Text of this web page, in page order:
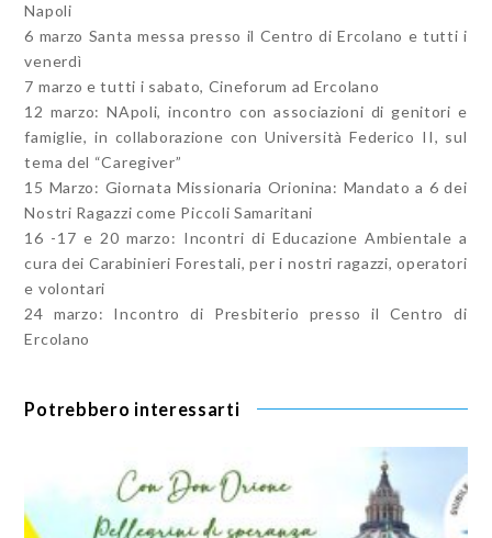
Napoli
6 marzo Santa messa presso il Centro di Ercolano e tutti i
venerdì
7 marzo e tutti i sabato, Cineforum ad Ercolano
12 marzo: NApoli, incontro con associazioni di genitori e
famiglie, in collaborazione con Università Federico II, sul
tema del “Caregiver”
15 Marzo: Giornata Missionaria Orionina: Mandato a 6 dei
Nostri Ragazzi come Piccoli Samaritani
16 -17 e 20 marzo: Incontri di Educazione Ambientale a
cura dei Carabinieri Forestali, per i nostri ragazzi, operatori
e volontari
24 marzo: Incontro di Presbiterio presso il Centro di
Ercolano
Potrebbero interessarti